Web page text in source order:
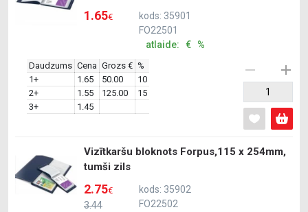
1.65€
kods: 35901
FO22501
atlaide: € %
Daudzums Cena Grozs € %
1+
1.65 50.00
10
2+
1.55 125.00
15
3+
1.45
Vizītkaršu bloknots Forpus,115 x 254mm,
tumši zils
3.44
2.75€
kods: 35902
FO22502